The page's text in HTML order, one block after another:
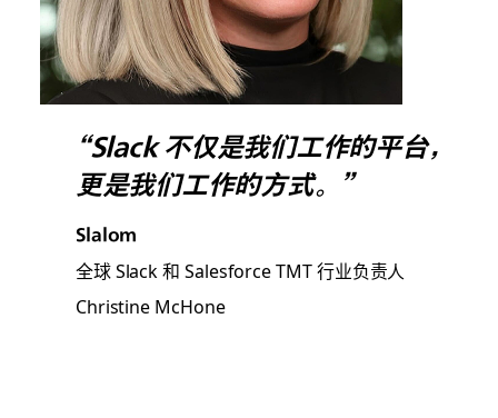
“Slack 不仅是我们工作的平台，
更是我们工作的方式。”
Slalom
全球 Slack 和 Salesforce TMT 行业负责人
Christine McHone